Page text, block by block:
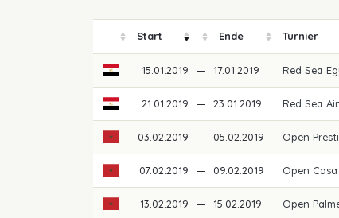
Start Ende Turnier
15.01.2019 — 17.01.2019 Red Sea
21.01.2019 — 23.01.2019 Red Sea
03.02.2019 — 05.02.2019 Open
07.02.2019 — 09.02.2019 Open
13.02.2019 — 15.02.2019 Open